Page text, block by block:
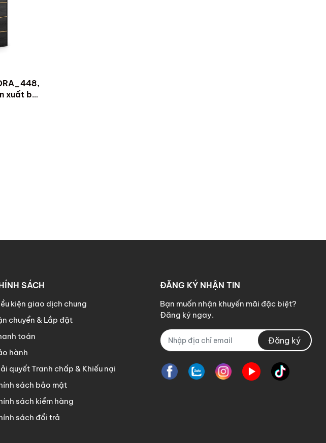
xuất bởi
SÁCH
kiện giao dịch chung
chuyển & Lắp đặt
toán
hành
quyết Tranh chấp & Khiếu nại
sách bảo mật
sách kiểm hàng
sách đổi trả
ĐĂNG KÝ NHẬN TIN
Bạn muốn nhận khuyến mãi đặc biệt?
Đăng ký ngay.
Đăng ký